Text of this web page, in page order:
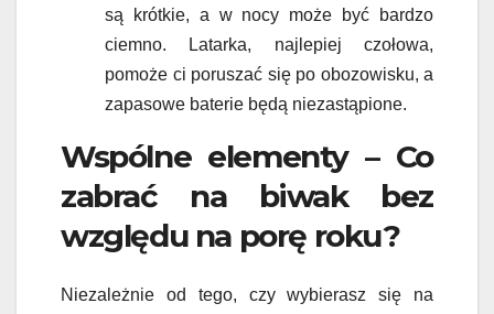
są krótkie, a w nocy może być bardzo
ciemno. Latarka, najlepiej czołowa,
pomoże ci poruszać się po obozowisku, a
zapasowe baterie będą niezastąpione.
Wspólne elementy – Co
zabrać na biwak bez
względu na porę roku?
Niezależnie od tego, czy wybierasz się na